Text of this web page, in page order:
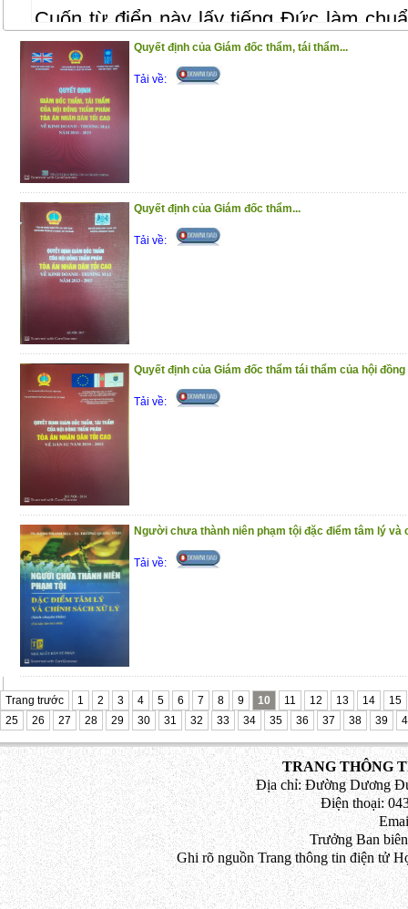
Cuốn từ điển này lấy tiếng Đức làm
là phương án đối dịch. Trân trọng giới
(4/11/2020)
Quyết định của Giám đốc thẩm, tái thẩm...
Tải về:
Quyết định của Giám đốc thẩm...
Tải về:
Quyết định của Giám đốc thẩm tái thẩm của hội đồng
Tải về:
Người chưa thành niên phạm tội đặc điểm tâm lý và
Tải về:
Trang trước 1 2 3 4 5 6 7 8 9 10 11 12 13 14
15
25
26 27 28 29 30 31 32 33 34 35 36 37 38 39
TRANG THÔNG
Địa chỉ: Đường Dương
Điện thoại:
Trưởng Ban
Ghi rõ nguồn Trang thông tin điện tử